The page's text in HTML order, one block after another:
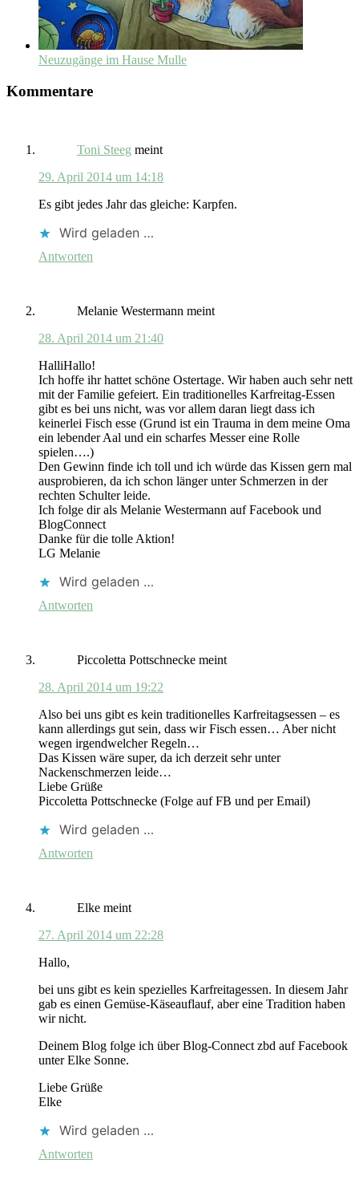
Neuzugänge im Hause Mulle
Kommentare
Toni Steeg meint
29. April 2014 um 14:18
Es gibt jedes Jahr das gleiche: Karpfen.
Wird geladen …
Antworten
Melanie Westermann meint
28. April 2014 um 21:40
HalliHallo!
Ich hoffe ihr hattet schöne Ostertage. Wir haben auch sehr nett
mit der Familie gefeiert. Ein traditionelles Karfreitag-Essen
gibt es bei uns nicht, was vor allem daran liegt dass ich
keinerlei Fisch esse (Grund ist ein Trauma in dem meine Oma
ein lebender Aal und ein scharfes Messer eine Rolle
spielen….)
Den Gewinn finde ich toll und ich würde das Kissen gern mal
ausprobieren, da ich schon länger unter Schmerzen in der
rechten Schulter leide.
Ich folge dir als Melanie Westermann auf Facebook und
BlogConnect
Danke für die tolle Aktion!
LG Melanie
Wird geladen …
Antworten
Piccoletta Pottschnecke meint
28. April 2014 um 19:22
Also bei uns gibt es kein traditionelles Karfreitagsessen – es
kann allerdings gut sein, dass wir Fisch essen… Aber nicht
wegen irgendwelcher Regeln…
Das Kissen wäre super, da ich derzeit sehr unter
Nackenschmerzen leide…
Liebe Grüße
Piccoletta Pottschnecke (Folge auf FB und per Email)
Wird geladen …
Antworten
Elke meint
27. April 2014 um 22:28
Hallo,
bei uns gibt es kein spezielles Karfreitagessen. In diesem Jahr
gab es einen Gemüse-Käseauflauf, aber eine Tradition haben
wir nicht.
Deinem Blog folge ich über Blog-Connect zbd auf Facebook
unter Elke Sonne.
Liebe Grüße
Elke
Wird geladen …
Antworten